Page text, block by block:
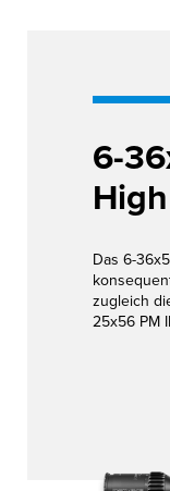
6-
Das 6-
zugleich
25x56 PM